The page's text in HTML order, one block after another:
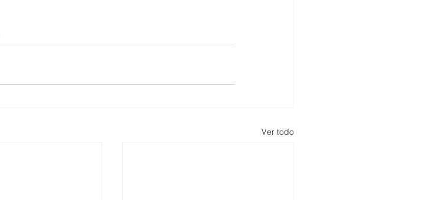
Ver todo